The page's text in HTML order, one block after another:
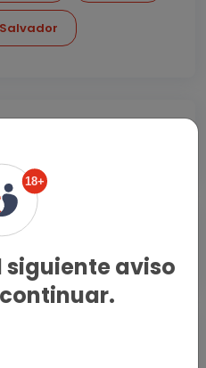
San Juan
18+
siguiente aviso